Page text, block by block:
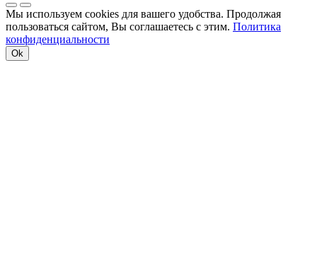
Мы используем cookies для вашего удобства. Продолжая
пользоваться сайтом, Вы соглашаетесь с этим. Политика
конфиденциальности
Ok